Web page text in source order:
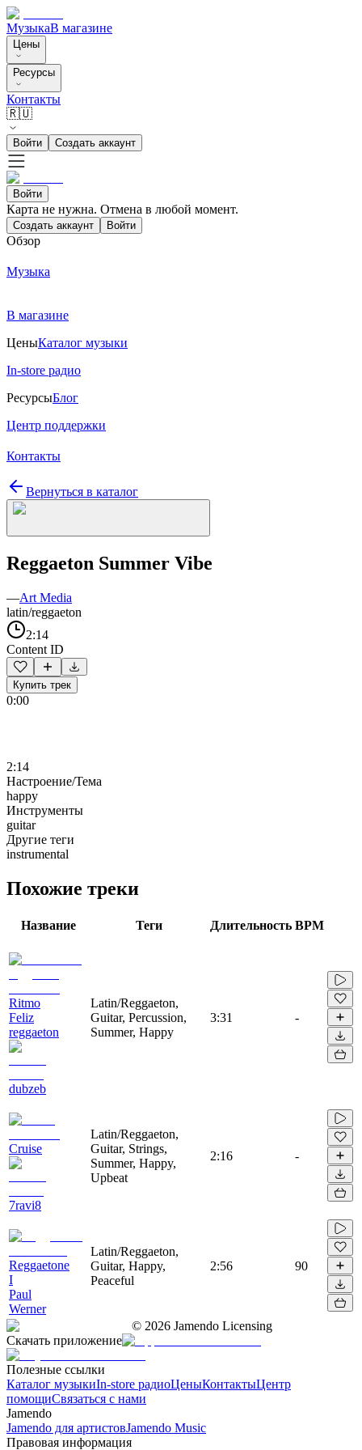
МузыкаВ магазине
Цены
Ресурсы
Контакты
🇷🇺
Войти Создать аккаунт
Войти
Карта не нужна. Отмена в любой момент.
Создать аккаунт Войти
Обзор
Музыка
В магазине
ЦеныКаталог музыки
In-store радио
РесурсыБлог
Центр поддержки
Контакты
Вернуться в каталог
Reggaeton Summer Vibe
—Art Media
latin/reggaeton
2:14
Content ID
Купить трек
0:00
2:14
Настроение/Тема
happy
Инструменты
guitar
Другие теги
instrumental
Похожие треки
Название Теги Длительность BPM
Ritmo
Feliz
reggaeton
dubzeb
Latin/Reggaeton,
Guitar, Percussion,
Summer, Happy
3:31 -
Cruise
7ravi8
Latin/Reggaeton,
Guitar, Strings,
Summer, Happy,
Upbeat
2:16 -
Reggaetone
I
Paul
Werner
Latin/Reggaeton,
Guitar, Happy,
Peaceful
2:56 90
© 2026 Jamendo Licensing
Скачать приложение
Полезные ссылки
Каталог музыкиIn-store радиоЦеныКонтактыЦентр
помощиСвязаться с нами
Jamendo
Jamendo для артистовJamendo Music
Правовая информация